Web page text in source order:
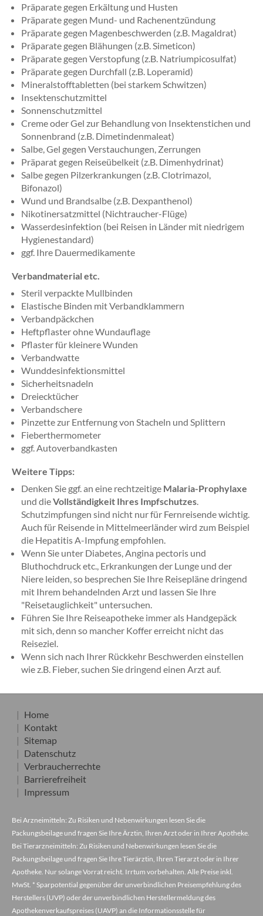
Präparate gegen Erkältung und Husten
Präparate gegen Mund- und Rachenentzündung
Präparate gegen Magenbeschwerden (z.B. Magaldrat)
Präparate gegen Blähungen (z.B. Simeticon)
Präparate gegen Verstopfung (z.B. Natriumpicosulfat)
Präparate gegen Durchfall (z.B. Loperamid)
Mineralstofftabletten (bei starkem Schwitzen)
Insektenschutzmittel
Sonnenschutzmittel
Creme oder Gel zur Behandlung von Insektenstichen und
Sonnenbrand (z.B. Dimetindenmaleat)
Salbe, Gel gegen Verstauchungen, Zerrungen
Präparat gegen Reiseübelkeit (z.B. Dimenhydrinat)
Salbe gegen Pilzerkrankungen (z.B. Clotrimazol,
Bifonazol)
Wund und Brandsalbe (z.B. Dexpanthenol)
Nikotinersatzmittel (Nichtraucher-Flüge)
Wasserdesinfektion (bei Reisen in Länder mit niedrigem
Hygienestandard)
ggf. Ihre Dauermedikamente
Verbandmaterial etc.
Steril verpackte Mullbinden
Elastische Binden mit Verbandklammern
Verbandpäckchen
Heftpflaster ohne Wundauflage
Pflaster für kleinere Wunden
Verbandwatte
Wunddesinfektionsmittel
Sicherheitsnadeln
Dreiecktücher
Verbandschere
Pinzette zur Entfernung von Stacheln und Splittern
Fieberthermometer
ggf. Autoverbandkasten
Weitere Tipps:
Denken Sie ggf. an eine rechtzeitige Malaria-Prophylaxe
und dieVollständigkeit Ihres Impfschutzes.
Schutzimpfungen sind nicht nur für Fernreisende wichtig.
Auch für Reisende in Mittelmeerländer wird zum Beispiel
die Hepatitis A-Impfung empfohlen.
Wenn Sie unter Diabetes, Angina pectoris und
Bluthochdruck etc., Erkrankungen der Lunge und der
Niere leiden, so besprechen Sie Ihre Reisepläne dringend
mit Ihrem behandelnden Arzt und lassen Sie Ihre
"Reisetauglichkeit" untersuchen.
Führen Sie Ihre Reiseapotheke immer als Handgepäck
mit sich, denn so mancher Koffer erreicht nicht das
Reiseziel.
Wenn sich nach Ihrer Rückkehr Beschwerden einstellen
wie z.B. Fieber, suchen Sie dringend einen Arzt auf.
Home
Kontakt
Sitemap
Datenschutz
Verbraucherrechte
Barrierefreiheit
Impressum
Bei Arzneimitteln: Zu Risiken und Nebenwirkungen lesen Sie die
Packungsbeilage und fragen Sie Ihre Ärztin, Ihren Arzt oder in Ihrer Apotheke.
Bei Tierarzneimitteln: Zu Risiken und Nebenwirkungen lesen Sie die
Packungsbeilage und fragen Sie Ihre Tierärztin, Ihren Tierarzt oder in Ihrer
Apotheke. Nur solange Vorrat reicht. Irrtum vorbehalten. Alle Preise inkl.
MwSt. * Sparpotential gegenüber der unverbindlichen Preisempfehlung des
Herstellers (UVP) oder der unverbindlichen Herstellermeldung des
Apothekenverkaufspreises (UAVP) an die Informationsstelle für